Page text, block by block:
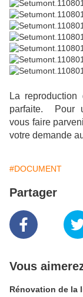
La
parfaite. Pour
vous faire
votre demande
#DOCUMENT
Partager
Vous
Rénovation de la